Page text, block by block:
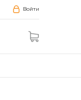
Войти